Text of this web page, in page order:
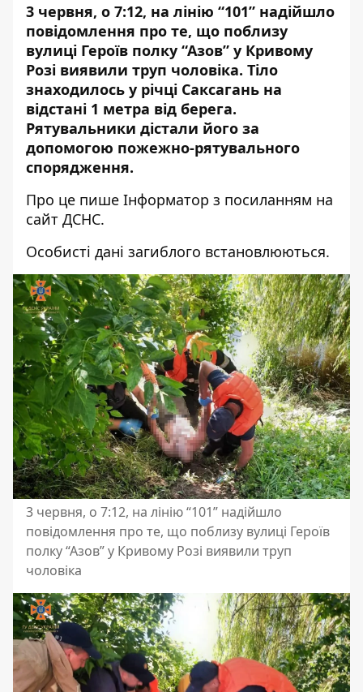
3 червня, о 7:12, на лінію “101” надійшло
повідомлення про те, що поблизу
вулиці Героїв полку “Азов” у Кривому
Розі виявили труп чоловіка. Тіло
знаходилось у річці Саксагань на
відстані 1 метра від берега.
Рятувальники дістали його за
допомогою пожежно-рятувального
спорядження.
Про це пише Інформатор з посиланням на
сайт ДСНС.
Особисті дані загиблого встановлюються.
3 червня, о 7:12, на лінію “101” надійшло
повідомлення про те, що поблизу вулиці Героїв
полку “Азов” у Кривому Розі виявили труп
чоловіка